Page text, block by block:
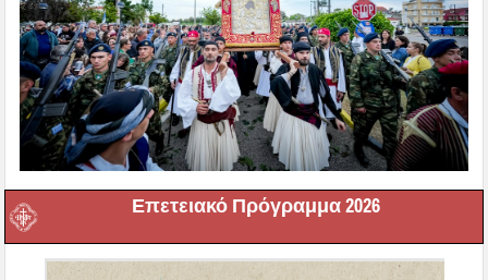
Επετειακό Πρόγραμμα 2026